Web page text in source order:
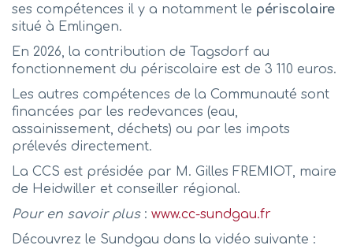
ses compétences il y a notamment le périscolaire
situé à Emlingen.
En 2026, la contribution de Tagsdorf au
fonctionnement du périscolaire est de 3 110 euros.
Les autres compétences de la Communauté sont
financées par les redevances (eau,
assainissement, déchets) ou par les impots
prélevés directement.
La CCS est présidée par M. Gilles FREMIOT, maire
de Heidwiller et conseiller régional.
Pour en savoir plus: www.cc-sundgau.fr
Découvrez le Sundgau dans la vidéo suivante :